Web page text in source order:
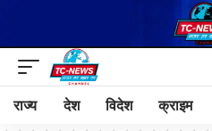
राज्य देश विदेश क्राइम